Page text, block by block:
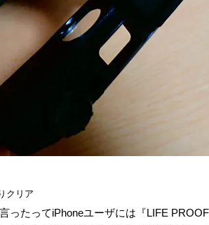
クリア
ったってiPhoneユーザには『LIFE